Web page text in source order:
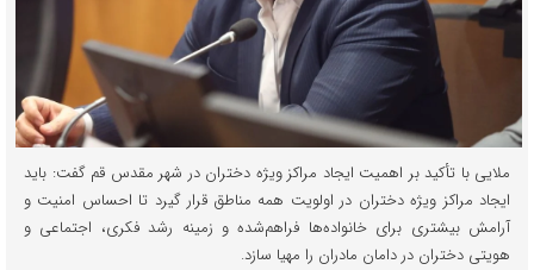
ملایی با تأکید بر اهمیت ایجاد مراکز ویژه دختران در شهر مقدس قم گفت: باید
ایجاد مراکز ویژه دختران در اولویت همه مناطق قرار گیرد تا احساس امنیت و
آرامش بیشتری برای خانواده‌ها فراهم‌شده و زمینه رشد فکری، اجتماعی و
هویتی دختران در دامان مادران را مهیا ‌سازد.